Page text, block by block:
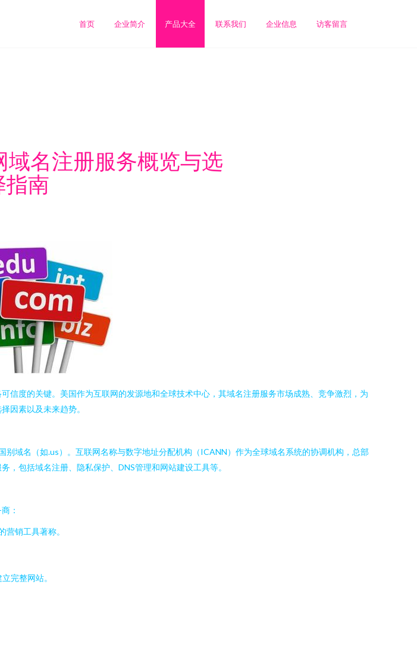
首页 企业简介 产品大全 联系我们 企业信息 访客留言
域名注册服务概览与选
指南
度的关键。美国作为互联网的发源地和全球技术中心，其域名注册服务市场成熟、竞争激烈，为
因素以及未来趋势。
域名（如.us）。互联网名称与数字地址分配机构（ICANN）作为全球域名系统的协调机构，总部
包括域名注册、隐私保护、DNS管理和网站建设工具等。
：
销工具著称。
完整网站。